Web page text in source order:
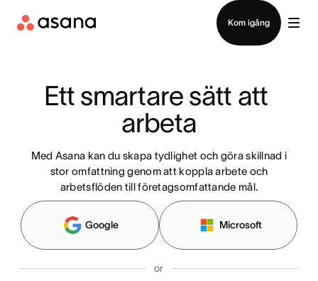
Kom igång
Ett smartare sätt att
arbeta
Med Asana kan du skapa tydlighet och göra skillnad i
stor omfattning genom att koppla arbete och
arbetsflöden till företagsomfattande mål.
Google Microsoft
or